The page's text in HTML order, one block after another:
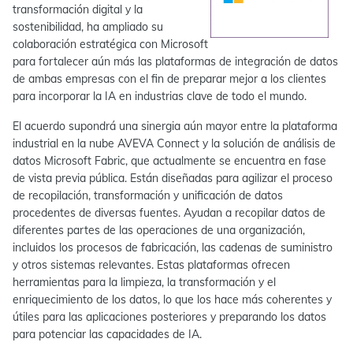
transformación digital y la
sostenibilidad, ha ampliado su
colaboración estratégica con Microsoft
para fortalecer aún más las plataformas de integración de datos
de ambas empresas con el fin de preparar mejor a los clientes
para incorporar la IA en industrias clave de todo el mundo.
El acuerdo supondrá una sinergia aún mayor entre la plataforma
industrial en la nube AVEVA Connect y la solución de análisis de
datos Microsoft Fabric, que actualmente se encuentra en fase
de vista previa pública. Están diseñadas para agilizar el proceso
de recopilación, transformación y unificación de datos
procedentes de diversas fuentes. Ayudan a recopilar datos de
diferentes partes de las operaciones de una organización,
incluidos los procesos de fabricación, las cadenas de suministro
y otros sistemas relevantes. Estas plataformas ofrecen
herramientas para la limpieza, la transformación y el
enriquecimiento de los datos, lo que los hace más coherentes y
útiles para las aplicaciones posteriores y preparando los datos
para potenciar las capacidades de IA.